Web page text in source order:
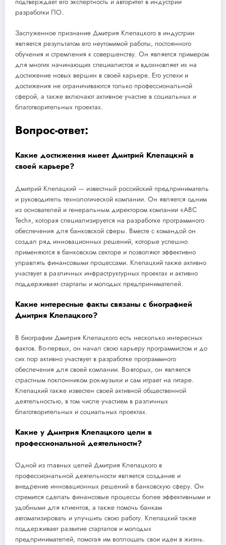
подтверждает его экспертность и авторитет в индустрии
разработки ПО.
Заслуженное признание Дмитрия Клепацкого в индустрии
является результатом его неутомимой работы, постоянного
обучения и стремления к совершенству. Он является примером
для многих начинающих специалистов и вдохновляет их на
достижение новых вершин в своей карьере. Его успехи и
достижения не ограничиваются только профессиональной
сферой, а также включают активное участие в социальных и
благотворительных проектах.
Вопрос-ответ:
Какие достижения имеет Дмитрий Клепацкий в
своей карьере?
Дмитрий Клепацкий — известный российский предприниматель
и руководитель технологической компании. Он является одним
из основателей и генеральным директором компании «ABC
Tech», которая специализируется на разработке программного
обеспечения для банковской сферы. Вместе с командой он
создал ряд инновационных решений, которые успешно
применяются в банковском секторе и позволяют эффективно
управлять финансовыми процессами. Клепацкий также активно
участвует в различных инфраструктурных проектах и активно
поддерживает стартапы и молодых предпринимателей.
Какие интересные факты связаны с биографией
Дмитрия Клепацкого?
В биографии Дмитрия Клепацкого есть несколько интересных
фактов. Во-первых, он начал свою карьеру программистом и до
сих пор активно участвует в разработке программного
обеспечения для своей компании. Во-вторых, он является
страстным поклонником рок-музыки и сам играет на гитаре.
Клепацкий также известен своей активной общественной
деятельностью, в том числе участием в различных
благотворительных и социальных проектах.
Какие у Дмитрия Клепацкого цели в
профессиональной деятельности?
Одной из главных целей Дмитрия Клепацкого в
профессиональной деятельности является создание и
внедрение инновационных решений в банковскую сферу. Он
стремится сделать финансовые процессы более эффективными и
удобными для клиентов, а также помочь банкам
автоматизировать и улучшить свою работу. Клепацкий также
поддерживает развитие стартапов и молодых
предпринимателей, помогая им воплощать свои идеи в жизнь.